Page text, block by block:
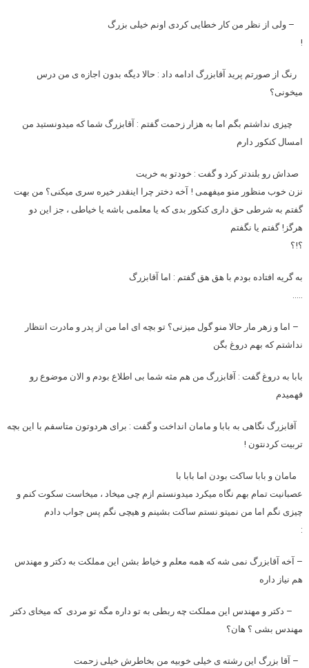
– ولی از نظر من کار خطایی کردی اونم خیلی بزرگ
!
رنگ از صورتم پرید آقابزرگ ادامه داد : حالا دیگه بدون اجازه ی من درس
میخونی؟
چیزی نداشتم بگم اما به هزار زحمت گفتم : آقابزرگ شما که میدونستید من
امسال کنکور دارم
صداش رو بلندتر کرد و گفت : خودتو به خریت
نزن خوب منظور منو میفهمی ! آخه دختر چرا اینقدر خیره سری میکنی؟ من بهت
گفتم به شرطی حق داری کنکور بدی که یا معلمی باشه یا خیاطی ، جز این دو
هرگز! گفتم یا نگفتم
؟!؟
به گریه افتاده بودم با هق هق گفتم : اما آقابزرگ
…..
– اما و زهر مار حالا منو گول میزنی؟ تو بچه ای اما من از پدر و مادرت انتظار
نداشتم که بهم دروغ بگن
بابا به دروغ گفت : آقابزرگ من هم مثه شما بی اطلاع بودم و الان موضوع رو
فهمیدم
آقابزرگ نگاهی به بابا و مامان انداخت و گفت : برای هردوتون متاسفم با این بچه
تربیت کردنتون !
مامان و بابا ساکت بودن اما بابا با
عصبانیت تمام بهم نگاه میکرد میدونستم ازم چی میخاد ، میخاست سکوت کنم و
چیزی نگم اما من نمیتو.نستم ساکت بشینم و هیچی نگم پس جواب دادم
:
– آخه آقابزرگ نمی شه که همه معلم و خیاط بشن این مملکت به دکتر و مهندس
هم نیاز داره
– دکتر و مهندس این مملکت چه ربطی به تو داره مگه تو مردی که میخای دکتر
مهندس بشی ؟ هان؟
– آقا بزرگ این رشته ی خیلی خوبیه من بخاطرش خیلی زحمت